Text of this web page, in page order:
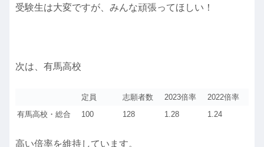
受験生は大変ですが、みんな頑張ってほしい！
次は、有馬高校
定員 志願者数 2023倍率
2022倍率
有馬高校・総合
100 128 1.28 1.24
高い倍率を維持しています。